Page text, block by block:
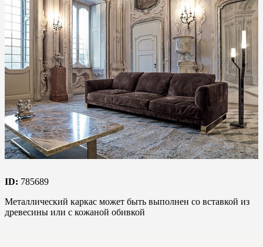
ID: 785689
Металлический каркас может быть выполнен со вставкой из
древесины или с кожаной обивкой